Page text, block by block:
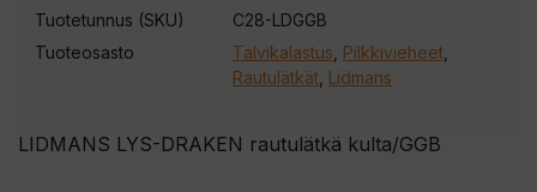
LIDMANS LYS-DRAKEN rautulätkä kulta/GGB
Tuotetunnus (SKU)
C28-LDGGB
Tuoteosasto
Talvikalastus, Pilkkivieheet,
Rautulätkät, Lidmans